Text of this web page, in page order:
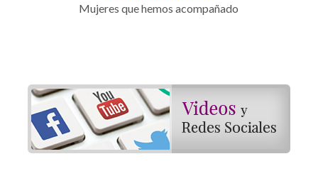
Mujeres que hemos acompañado